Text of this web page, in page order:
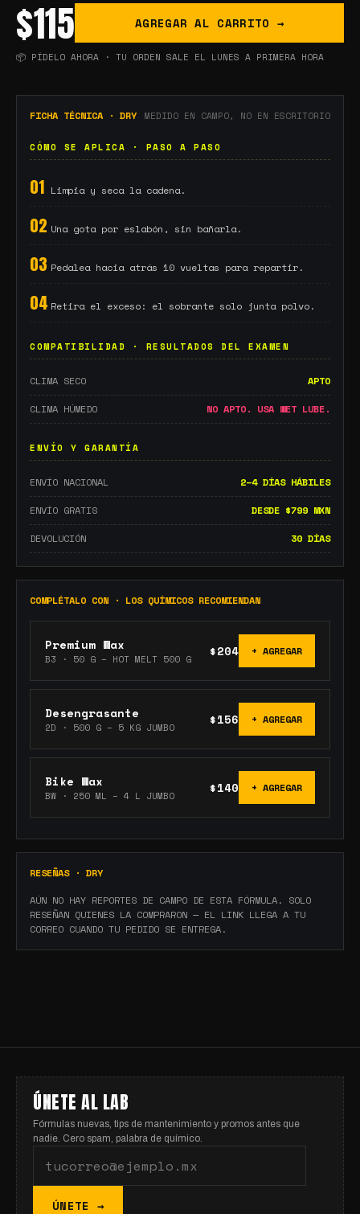
$115 AGREGAR AL CARRITO →
📦 PÍDELO AHORA · TU ORDEN SALE EL LUNES A PRIMERA HORA
FICHA TÉCNICA · DRY MEDIDO EN CAMPO, NO EN ESCRITORIO
CÓMO SE APLICA · PASO A PASO
01 Limpia y seca la cadena.
02 Una gota por eslabón, sin bañarla.
03 Pedalea hacia atrás 10 vueltas para repartir.
04 Retira el exceso: el sobrante solo junta polvo.
COMPATIBILIDAD · RESULTADOS DEL EXAMEN
CLIMA SECO APTO
CLIMA HÚMEDO NO APTO. USA WET LUBE.
ENVÍO Y GARANTÍA
ENVÍO NACIONAL 2–4 DÍAS HÁBILES
ENVÍO GRATIS DESDE $799 MXN
DEVOLUCIÓN 30 DÍAS
COMPLÉTALO CON · LOS QUÍMICOS RECOMIENDAN
Premium Wax
B3 · 50 G – HOT MELT 500 G $204 + AGREGAR
Desengrasante
2D · 500 G – 5 KG JUMBO $156 + AGREGAR
Bike Wax
BW · 250 ML – 4 L JUMBO $140 + AGREGAR
RESEÑAS · DRY
AÚN NO HAY REPORTES DE CAMPO DE ESTA FÓRMULA. SOLO
RESEÑAN QUIENES LA COMPRARON — EL LINK LLEGA A TU
CORREO CUANDO TU PEDIDO SE ENTREGA.
ÚNETE AL LAB
Fórmulas nuevas, tips de mantenimiento y promos antes que
nadie. Cero spam, palabra de químico.
ÚNETE →